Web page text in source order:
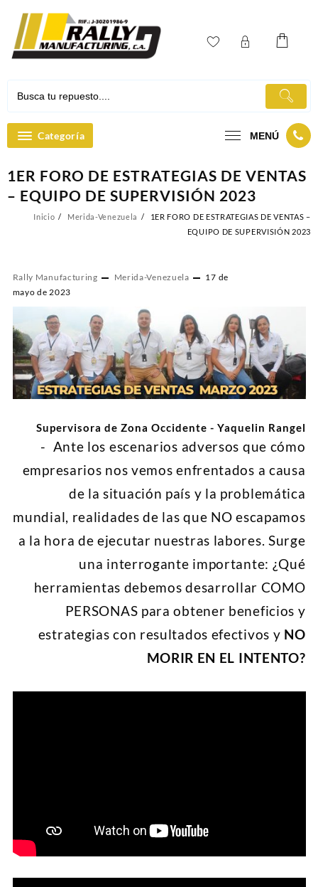
contenido
Categoría MENÚ
1ER FORO DE ESTRATEGIAS DE VENTAS
– EQUIPO DE SUPERVISIÓN 2023
Inicio Merida-Venezuela
1ER FORO DE ESTRATEGIAS DE VENTAS –
EQUIPO DE SUPERVISIÓN 2023
Rally Manufacturing Merida-Venezuela
17 de
mayo de 2023
Supervisora de Zona Occidente - Yaquelin Rangel
- Ante los escenarios adversos que cómo
empresarios nos vemos enfrentados a causa
de la situación país y la problemática
mundial, realidades de las que NO escapamos
a la hora de ejecutar nuestras labores. Surge
una interrogante importante: ¿Qué
herramientas debemos desarrollar COMO
PERSONAS para obtener beneficios y
estrategias con resultados efectivos y NO
MORIR EN EL INTENTO?